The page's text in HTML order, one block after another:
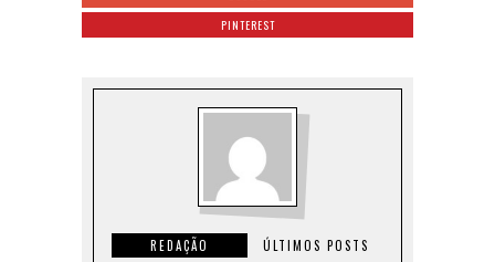
PINTEREST
REDAÇÃO ÚLTIMOS POSTS